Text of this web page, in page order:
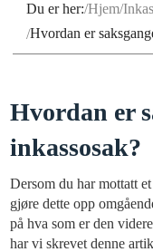
Du er her: Hjem
Hvordan er
Hvordan er
inkassosak?
Dersom du har mottatt
gjøre dette opp
på hva som er den
har vi skrevet denne